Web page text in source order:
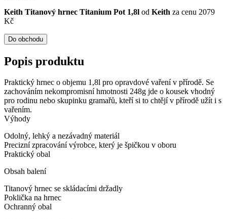
Keith Titanový hrnec Titanium Pot 1,8l od Keith za cenu 2079
Kč
Do obchodu
Popis produktu
Praktický hrnec o objemu 1,8l pro opravdové vaření v přírodě. Se
zachováním nekompromisní hmotnosti 248g jde o kousek vhodný
pro rodinu nebo skupinku gramařů, kteří si to chtějí v přírodě užít i s
vařením.
Výhody
Odolný, lehký a nezávadný materiál
Precizní zpracování výrobce, který je špičkou v oboru
Praktický obal
Obsah balení
Titanový hrnec se skládacími držadly
Poklička na hrnec
Ochranný obal